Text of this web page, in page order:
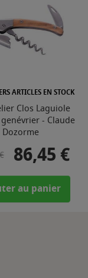
ARTICLES EN STOCK
Clos Laguiole
- Claude
Dozorme
basePrix
86,45 €
au panier